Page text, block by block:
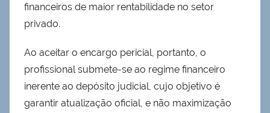
financeiros de maior rentabilidade no setor
privado.
Ao aceitar o encargo pericial, portanto, o
profissional submete-se ao regime financeiro
inerente ao depósito judicial, cujo objetivo é
garantir atualização oficial, e não maximização